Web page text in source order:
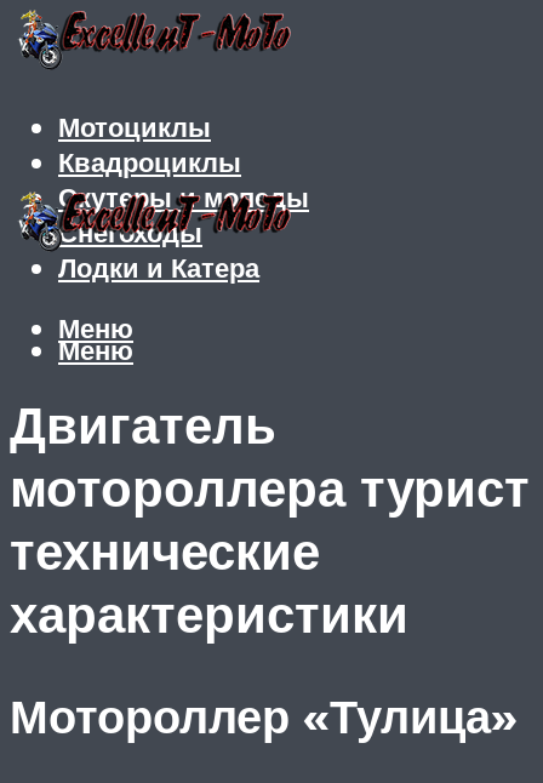
Мотоциклы
Квадроциклы
Скутеры и мопеды
Снегоходы
Лодки и Катера
Меню
Меню
Двигатель
мотороллера турист
технические
характеристики
Мотороллер «Тулица»